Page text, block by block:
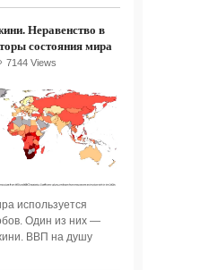
Неравенство в
состояния мира
7144 Views
используется
Один из них —
ВВП на душу